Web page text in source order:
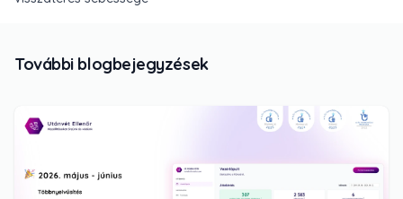
További blogbejegyzések